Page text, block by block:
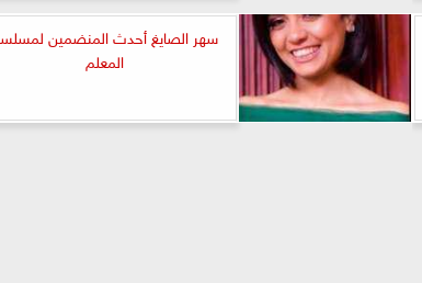
سهر الصايغ أحدث المنضمين
المعلم